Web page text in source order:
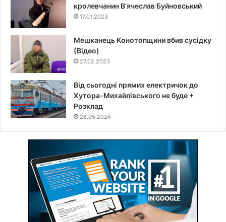
кролевчанин В‘ячеслав Буйновський
17.01.2023
Мешканець Конотопщини вбив сусідку
(Відео)
27.02.2023
Від сьогодні прямих електричок до
Хутора-Михайлівського не буде +
Розклад
28.05.2024